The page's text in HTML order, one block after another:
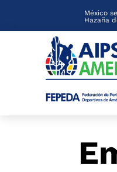
México
Hazaña